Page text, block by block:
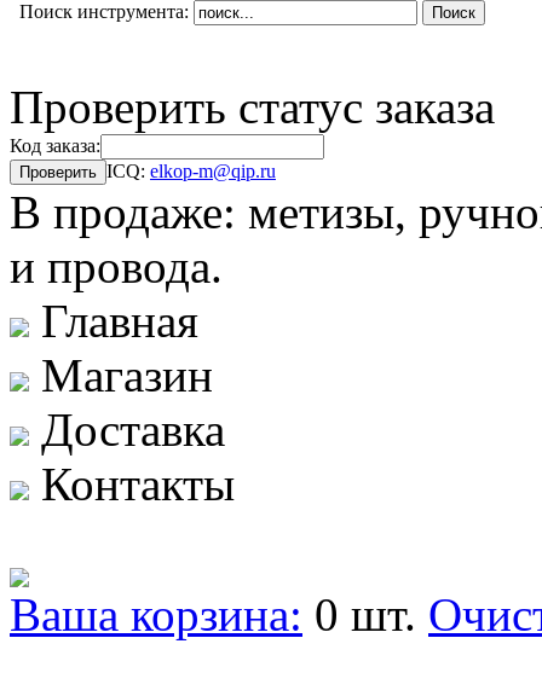
Поиск инструмента:
Проверить статус заказа
Код заказа:
ICQ: elkop-m@qip.ru
В продаже: метизы,
и провода.
Главная
Магазин
Доставка
Контакты
Ваша корзина: 0 шт.